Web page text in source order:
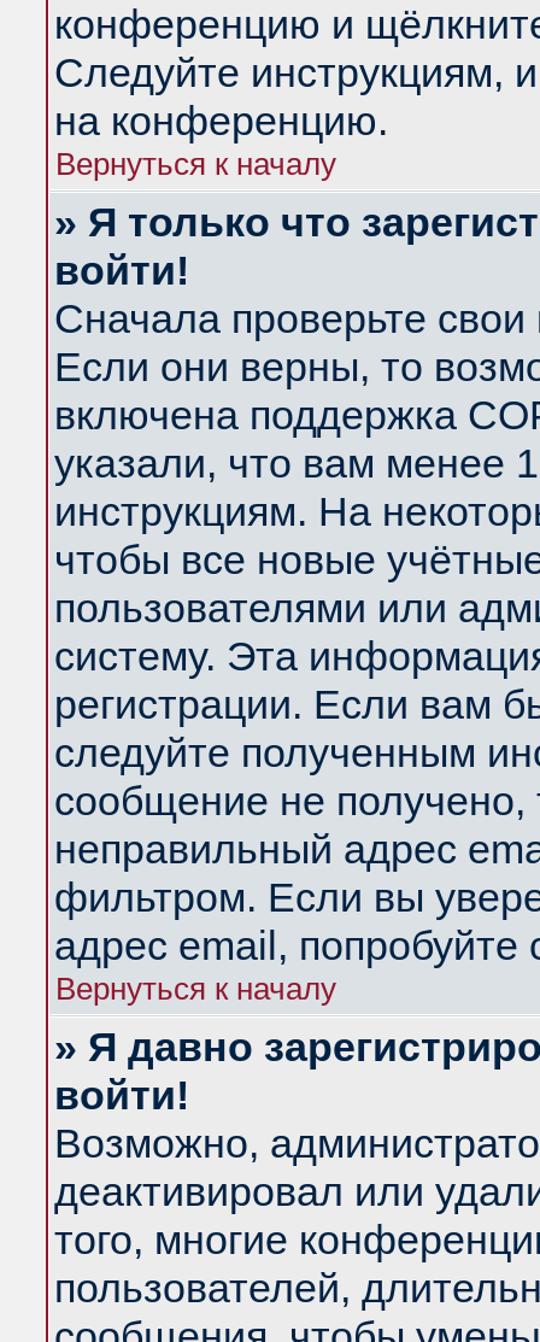
конференцию и
Следуйте инструкциям,
на конференцию.
Вернуться к началу
» Я только что
войти!
Сначала проверьте
Если они верны, то
включена поддержка
указали, что вам менее
инструкциям. На
чтобы все новые
пользователями или
систему. Эта
регистрации. Если вам
следуйте полученным
сообщение не получено,
неправильный адрес
фильтром. Если вы
адрес email, попробуйте
Вернуться к началу
» Я давно
войти!
Возможно,
деактивировал или
того, многие
пользователей,